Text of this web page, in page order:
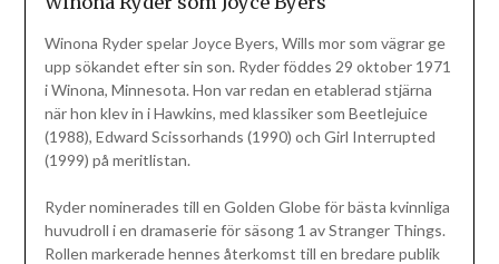
Winona Ryder spelar Joyce Byers, Wills mor som vägrar ge
upp sökandet efter sin son. Ryder föddes 29 oktober 1971
i Winona, Minnesota. Hon var redan en etablerad stjärna
när hon klev in i Hawkins, med klassiker som Beetlejuice
(1988), Edward Scissorhands (1990) och Girl Interrupted
(1999) på meritlistan.
Ryder nominerades till en Golden Globe för bästa kvinnliga
huvudroll i en dramaserie för säsong 1 av Stranger Things.
Rollen markerade hennes återkomst till en bredare publik